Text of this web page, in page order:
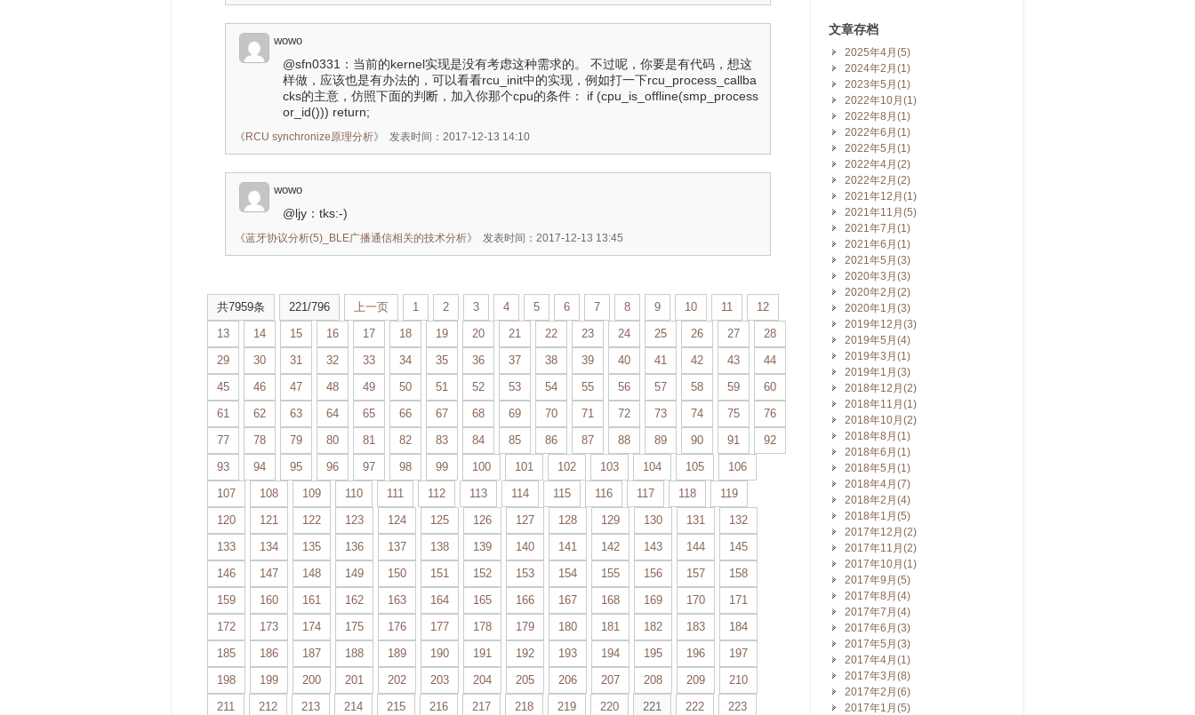
wowo
@sfn0331：当前的kernel实现是没有考虑这种需求的。 不过呢，你要是有代码，想这
样做，应该也是有办法的，可以看看rcu_init中的实现，例如打一下rcu_process_callba
cks的主意，仿照下面的判断，加入你那个cpu的条件： if (cpu_is_offline(smp_process
or_id())) return;
《 RCU synchronize原理分析》 发表时间：2017-12-13 14:10
wowo
@ljy：tks:-)
《蓝牙协议分析(5)_BLE广播通信相关的技术分析》 发表时间：2017-12-13 13:45
共7959条 221/796 上一页 1 2 3 4 5 6 7 8 9 10 11
12
13
14 15 16 17 18 19 20 21 22 23 24 25 26 27
28
29
30 31 32 33 34 35 36 37 38 39 40 41 42 43
44
45
46 47 48 49 50 51 52 53 54 55 56 57 58 59
60
61
62 63 64 65 66 67 68 69 70 71 72 73 74 75
76
77
78 79 80 81 82 83 84 85 86 87 88 89 90 91
92
93
94 95 96 97 98 99 100 101 102 103 104 105
106
107
108 109 110 111 112 113 114 115 116 117 118
119
120
121 122 123 124 125 126 127 128 129 130 131
132
133
134 135 136 137 138 139 140 141 142 143 144
145
146
147 148 149 150 151 152 153 154 155 156 157
158
159
160 161 162 163 164 165 166 167 168 169 170
171
172
173 174 175 176 177 178 179 180 181 182 183
184
185
186 187 188 189 190 191 192 193 194 195 196
197
198
199 200 201 202 203 204 205 206 207 208 209
210
211
212 213 214 215 216 217 218 219 220 221 222
223
文章存档
2025年4月(5)
2024年2月(1)
2023年5月(1)
2022年10月(1)
2022年8月(1)
2022年6月(1)
2022年5月(1)
2022年4月(2)
2022年2月(2)
2021年12月(1)
2021年11月(5)
2021年7月(1)
2021年6月(1)
2021年5月(3)
2020年3月(3)
2020年2月(2)
2020年1月(3)
2019年12月(3)
2019年5月(4)
2019年3月(1)
2019年1月(3)
2018年12月(2)
2018年11月(1)
2018年10月(2)
2018年8月(1)
2018年6月(1)
2018年5月(1)
2018年4月(7)
2018年2月(4)
2018年1月(5)
2017年12月(2)
2017年11月(2)
2017年10月(1)
2017年9月(5)
2017年8月(4)
2017年7月(4)
2017年6月(3)
2017年5月(3)
2017年4月(1)
2017年3月(8)
2017年2月(6)
2017年1月(5)